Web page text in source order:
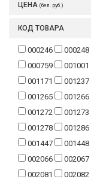
ЦЕНА (бел. руб.)
КОД ТОВАРА
000246 000248
000759
001001
001171
001237
001265
001266
001272
001273
001278
001286
001447
001448
002066
002067
002081
002082